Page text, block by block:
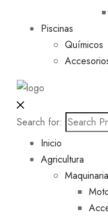
Piscinas
Químicos
Search for:
Inicio
Agricultura
Maquinaria